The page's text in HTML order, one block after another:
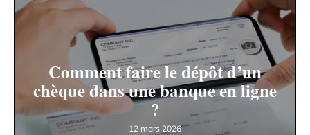
Comment faire le dépôt d’un
chèque dans une banque en ligne
?
12 mars 2026